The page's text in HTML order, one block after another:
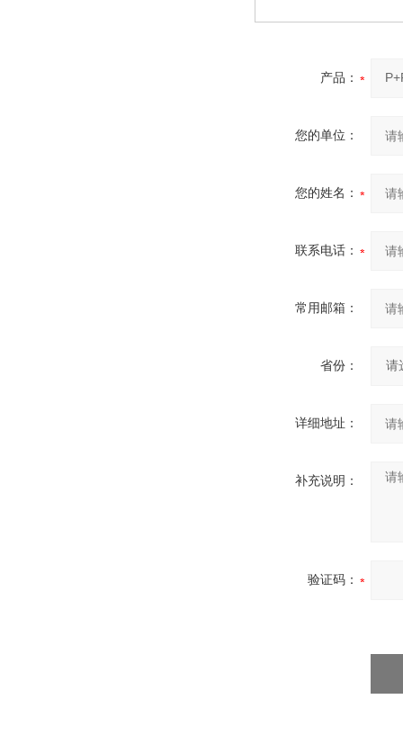
产品：
您的单位：
您的姓名：
联系电话：
常用邮箱：
省份：
详细地址：
补充说明：
验证码：